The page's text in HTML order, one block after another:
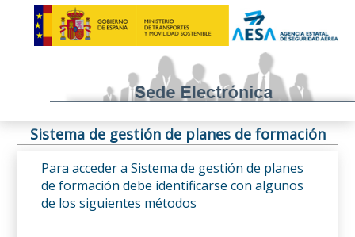
Sistema de gestión de planes de formación
Para acceder a Sistema de gestión de planes
de formación debe identificarse con algunos
de los siguientes métodos